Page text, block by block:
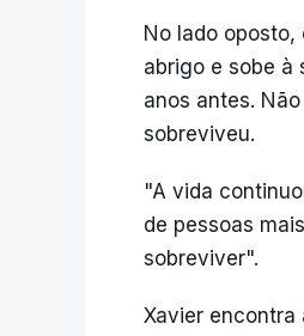
No lado
abrigo e sobe à
anos antes.
sobreviveu.
"A vida
de pessoas
sobreviver".
Xavier encontra